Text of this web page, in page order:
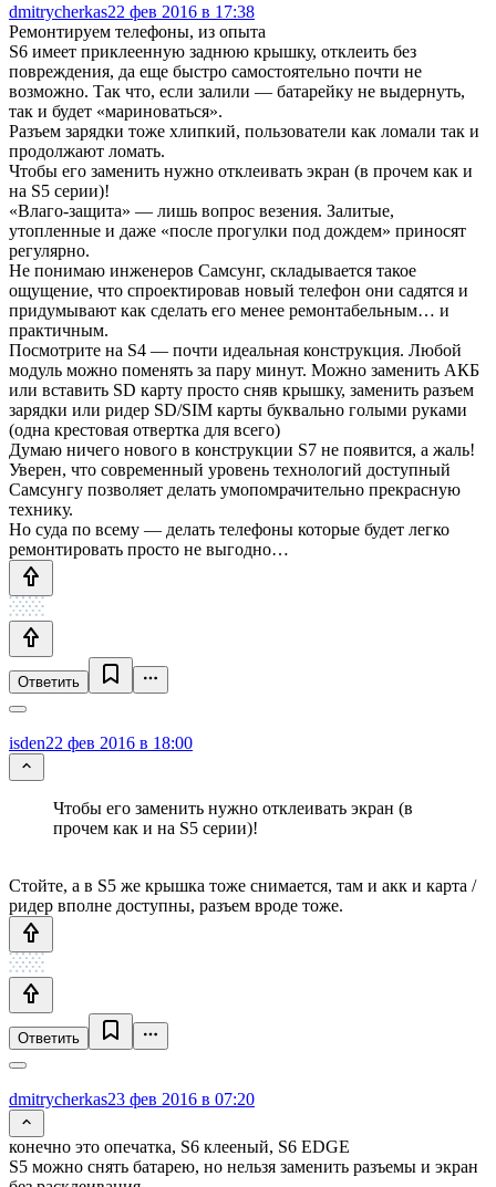
dmitrycherkas22 фев 2016 в 17:38
Ремонтируем телефоны, из опыта
S6 имеет приклеенную заднюю крышку, отклеить без
повреждения, да еще быстро самостоятельно почти не
возможно. Так что, если залили — батарейку не выдернуть,
так и будет «мариноваться».
Разъем зарядки тоже хлипкий, пользователи как ломали так и
продолжают ломать.
Чтобы его заменить нужно отклеивать экран (в прочем как и
на S5 серии)!
«Влаго-защита» — лишь вопрос везения. Залитые,
утопленные и даже «после прогулки под дождем» приносят
регулярно.
Не понимаю инженеров Самсунг, складывается такое
ощущение, что спроектировав новый телефон они садятся и
придумывают как сделать его менее ремонтабельным… и
практичным.
Посмотрите на S4 — почти идеальная конструкция. Любой
модуль можно поменять за пару минут. Можно заменить АКБ
или вставить SD карту просто сняв крышку, заменить разъем
зарядки или ридер SD/SIM карты буквально голыми руками
(одна крестовая отвертка для всего)
Думаю ничего нового в конструкции S7 не появится, а жаль!
Уверен, что современный уровень технологий доступный
Самсунгу позволяет делать умопомрачительно прекрасную
технику.
Но суда по всему — делать телефоны которые будет легко
ремонтировать просто не выгодно…
Ответить
isden22 фев 2016 в 18:00
Чтобы его заменить нужно отклеивать экран (в
прочем как и на S5 серии)!
Стойте, а в S5 же крышка тоже снимается, там и акк и карта /
ридер вполне доступны, разъем вроде тоже.
Ответить
dmitrycherkas23 фев 2016 в 07:20
конечно это опечатка, S6 клееный, S6 EDGE
S5 можно снять батарею, но нельзя заменить разъемы и экран